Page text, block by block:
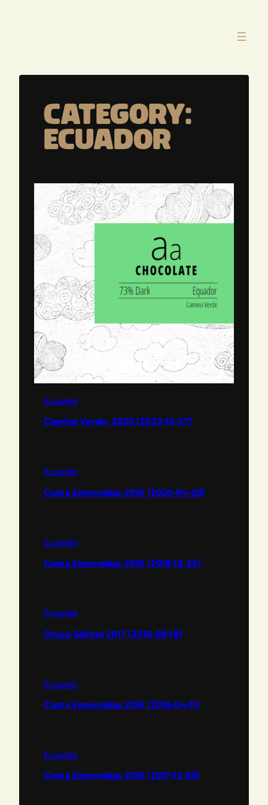
Category:
Ecuador
Ecuador
Camino Verde, 2020 (2023-12-27)
Ecuador
Costa Esmeraldas 2016 (2020-04-20)
Ecuador
Costa Esmeraldas 2016 (2018-12-22)
Ecuador
Grupo Salinas 2017 (2018-08-18)
Ecuador
Costa Esmeraldas 2016 (2018-04-11)
Ecuador
Costa Esmeraldas 2016 (2017-12-30)